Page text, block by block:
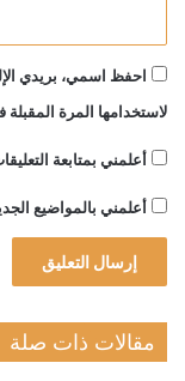
احفظ اسمي، بريدي
لاستخدامها المرة
أعلمني بمتابعة
أعلمني بالمواضيع
مقالات ذات صلة